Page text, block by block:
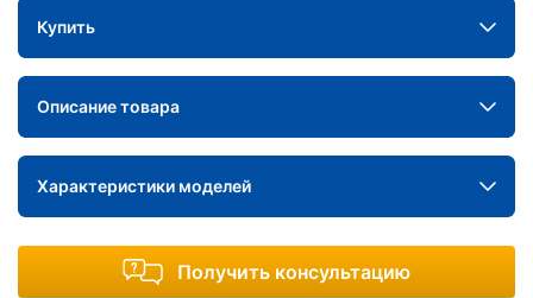
Купить
Описание товара
Характеристики моделей
Получить консультацию